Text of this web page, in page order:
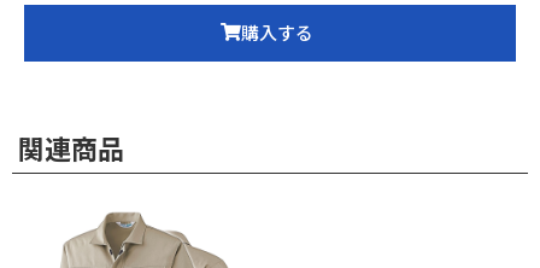
購入する
関連商品